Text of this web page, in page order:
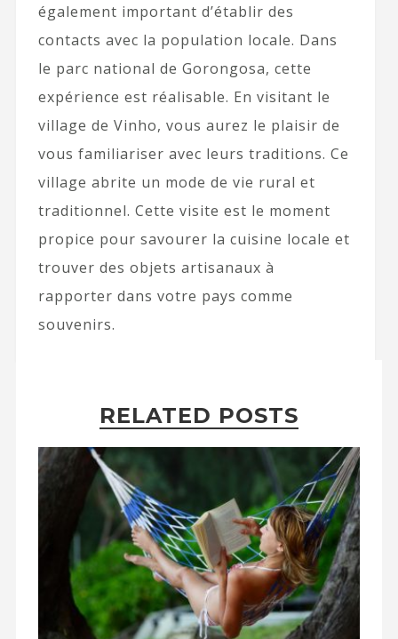
également important d’établir des
contacts avec la population locale. Dans
le parc national de Gorongosa, cette
expérience est réalisable. En visitant le
village de Vinho, vous aurez le plaisir de
vous familiariser avec leurs traditions. Ce
village abrite un mode de vie rural et
traditionnel. Cette visite est le moment
propice pour savourer la cuisine locale et
trouver des objets artisanaux à
rapporter dans votre pays comme
souvenirs.
RELATED POSTS